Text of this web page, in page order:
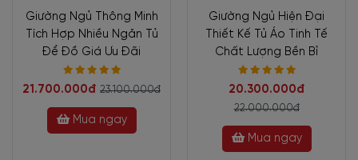
Giường Ngủ Thông Minh
Tích Hợp Nhiều Ngăn Tủ
Để Đồ Giá Ưu Đãi
21.700.000đ 23.100.000đ
Mua ngay
Giường Ngủ Hiện Đại
Thiết Kế Tủ Áo Tinh Tế
Chất Lượng Bền Bỉ
20.300.000đ
22.000.000đ
Mua ngay